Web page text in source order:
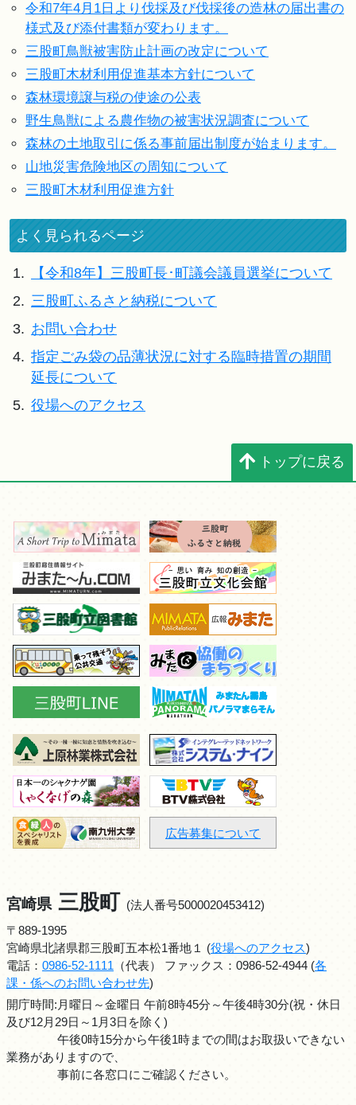
令和7年4月1日より伐採及び伐採後の造林の届出書の
様式及び添付書類が変わります。
三股町鳥獣被害防止計画の改定について
三股町木材利用促進基本方針について
森林環境譲与税の使途の公表
野生鳥獣による農作物の被害状況調査について
森林の土地取引に係る事前届出制度が始まります。
山地災害危険地区の周知について
三股町木材利用促進方針
よく見られるページ
1.
【令和8年】三股町長･町議会議員選挙について
2. 三股町ふるさと納税について
3. お問い合わせ
4. 指定ごみ袋の品薄状況に対する臨時措置の期間
延長について
5. 役場へのアクセス
トップに戻る
広告募集について
宮崎県 三股町 (法人番号5000020453412)
〒889-1995
宮崎県北諸県郡三股町五本松1番地１ (役場へのアクセス)
電話： 0986-52-1111 （代表） ファックス：0986-52-4944 (各
課・係へのお問い合わせ先)
開庁時間:月曜日～金曜日 午前8時45分～午後4時30分(祝・休日
及び12月29日～1月3日を除く)
午後0時15分から午後1時までの間はお取扱いできない
業務がありますので、
事前に各窓口にご確認ください。